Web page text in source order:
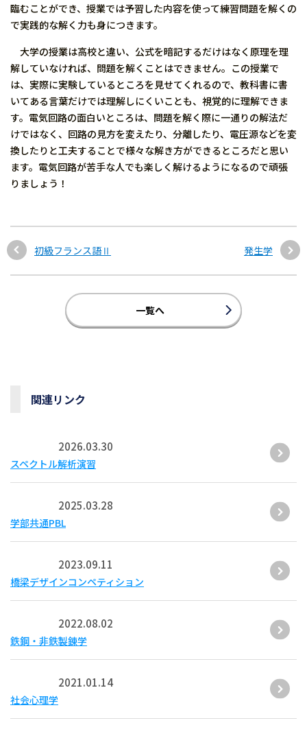
臨むことができ、授業では予習した内容を使って練習問題を解くの
で実践的な解く力も身につきます。
大学の授業は高校と違い、公式を暗記するだけはなく原理を理
解していなければ、問題を解くことはできません。この授業で
は、実際に実験しているところを見せてくれるので、教科書に書
いてある言葉だけでは理解しにくいことも、視覚的に理解できま
す。電気回路の面白いところは、問題を解く際に一通りの解法だ
けではなく、回路の見方を変えたり、分離したり、電圧源などを変
換したりと工夫することで様々な解き方ができるところだと思い
ます。電気回路が苦手な人でも楽しく解けるようになるので頑張
りましょう！
初級フランス語Ⅱ 発生学
一覧へ
関連リンク
2026.03.30
スペクトル解析演習
2025.03.28
学部共通PBL
2023.09.11
橋梁デザインコンペティション
2022.08.02
鉄鋼・非鉄製錬学
2021.01.14
社会心理学